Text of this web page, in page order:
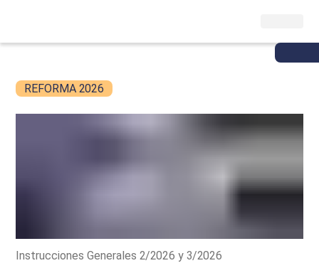
REFORMA 2026
Instrucciones Generales 2/2026 y 3/2026